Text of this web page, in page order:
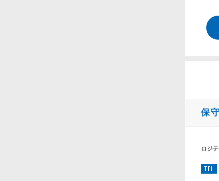
保
ロジ
TEL